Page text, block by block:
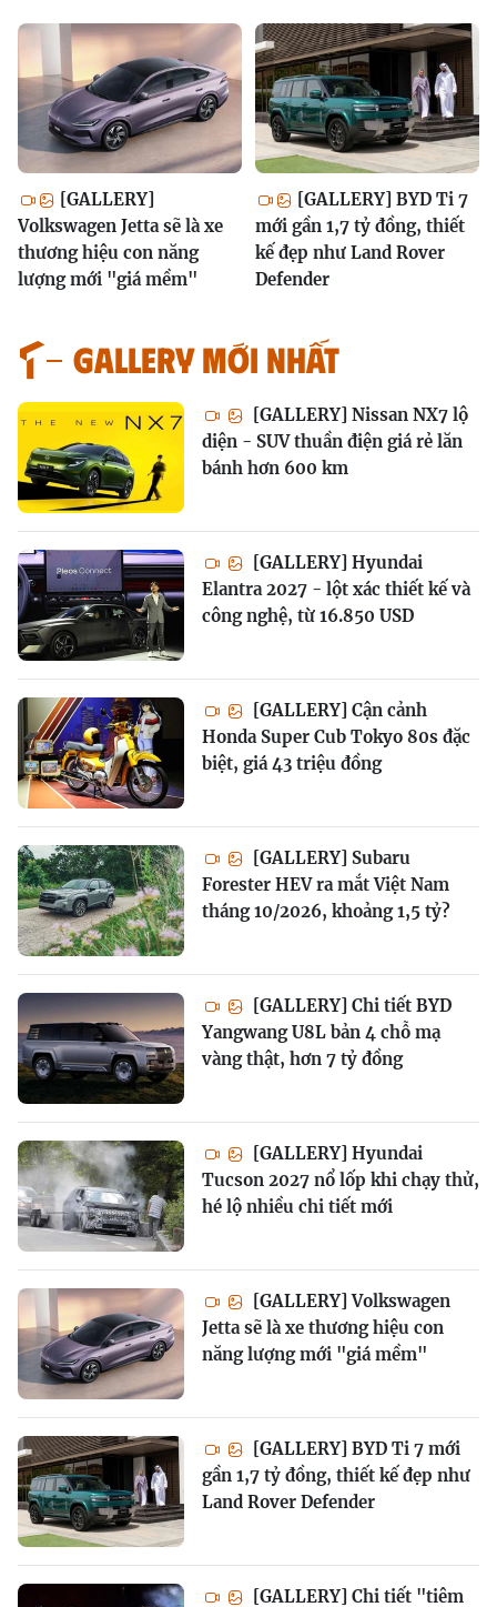
[GALLERY]
Volkswagen Jetta sẽ là xe
thương hiệu con năng
lượng mới "giá mềm"
[GALLERY] BYD Ti 7
mới gần 1,7 tỷ đồng, thiết
kế đẹp như Land Rover
Defender
GALLERY MỚI NHẤT
[GALLERY] Nissan NX7 lộ
diện - SUV thuần điện giá rẻ lăn
bánh hơn 600 km
[GALLERY] Hyundai
Elantra 2027 - lột xác thiết kế và
công nghệ, từ 16.850 USD
[GALLERY] Cận cảnh
Honda Super Cub Tokyo 80s đặc
biệt, giá 43 triệu đồng
[GALLERY] Subaru
Forester HEV ra mắt Việt Nam
tháng 10/2026, khoảng 1,5 tỷ?
[GALLERY] Chi tiết BYD
Yangwang U8L bản 4 chỗ mạ
vàng thật, hơn 7 tỷ đồng
[GALLERY] Hyundai
Tucson 2027 nổ lốp khi chạy thử,
hé lộ nhiều chi tiết mới
[GALLERY] Volkswagen
Jetta sẽ là xe thương hiệu con
năng lượng mới "giá mềm"
[GALLERY] BYD Ti 7 mới
gần 1,7 tỷ đồng, thiết kế đẹp như
Land Rover Defender
[GALLERY] Chi tiết "tiêm